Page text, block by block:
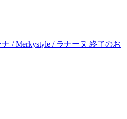
ナ / Merkystyle / ラナーヌ 終了のお